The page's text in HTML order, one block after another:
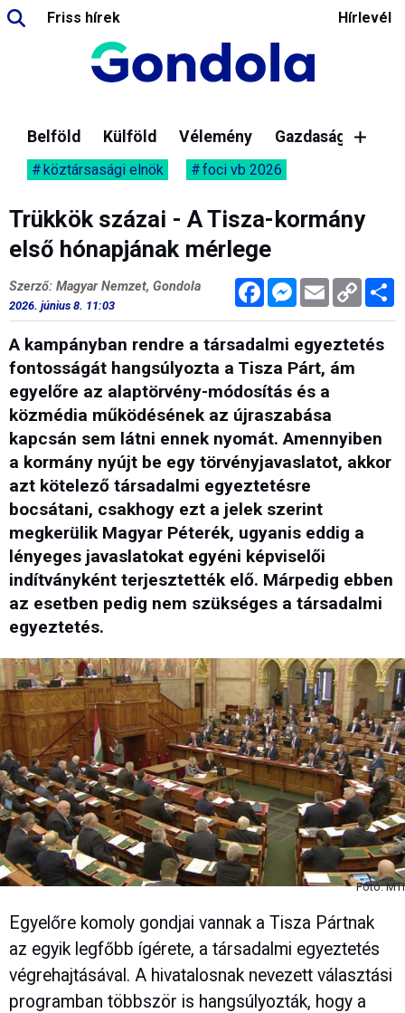
Friss hírek Hírlevél
Belföld Külföld Vélemény Gazdaság
köztársasági elnök foci vb 2026
Trükkök százai - A Tisza-kormány
első hónapjának mérlege
FacebookMessenger
Email Copy
Link
Szerző: Magyar Nemzet, Gondola
2026. június 8. 11:03
A kampányban rendre a társadalmi egyeztetés
fontosságát hangsúlyozta a Tisza Párt, ám
egyelőre az alaptörvény-módosítás és a
közmédia működésének az újraszabása
kapcsán sem látni ennek nyomát. Amennyiben
a kormány nyújt be egy törvényjavaslatot, akkor
azt kötelező társadalmi egyeztetésre
bocsátani, csakhogy ezt a jelek szerint
megkerülik Magyar Péterék, ugyanis eddig a
lényeges javaslatokat egyéni képviselői
indítványként terjesztették elő. Márpedig ebben
az esetben pedig nem szükséges a társadalmi
egyeztetés.
Fotó: MTI
Egyelőre komoly gondjai vannak a Tisza Pártnak
az egyik legfőbb ígérete, a társadalmi egyeztetés
végrehajtásával. A hivatalosnak nevezett választási
programban többször is hangsúlyozták, hogy a